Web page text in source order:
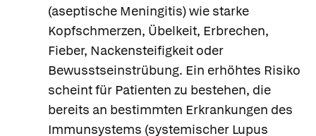
(aseptische Meningitis) wie starke
Kopfschmerzen, Übelkeit, Erbrechen,
Fieber, Nackensteifigkeit oder
Bewusstseinstrübung. Ein erhöhtes Risiko
scheint für Patienten zu bestehen, die
bereits an bestimmten Erkrankungen des
Immunsystems (systemischer Lupus